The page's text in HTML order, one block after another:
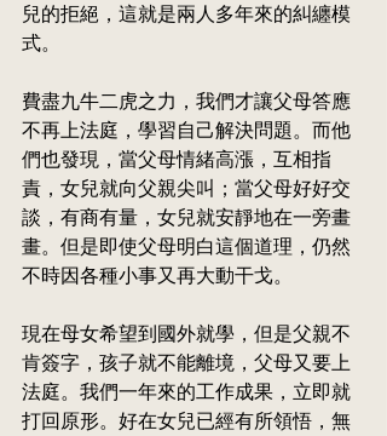
兒的拒絕，這就是兩人多年來的糾纏模
式。
費盡九牛二虎之力，我們才讓父母答應
不再上法庭，學習自己解決問題。而他
們也發現，當父母情緒高漲，互相指
責，女兒就向父親尖叫；當父母好好交
談，有商有量，女兒就安靜地在一旁畫
畫。但是即使父母明白這個道理，仍然
不時因各種小事又再大動干戈。
現在母女希望到國外就學，但是父親不
肯簽字，孩子就不能離境，父母又要上
法庭。我們一年來的工作成果，立即就
打回原形。好在女兒已經有所領悟 ，無